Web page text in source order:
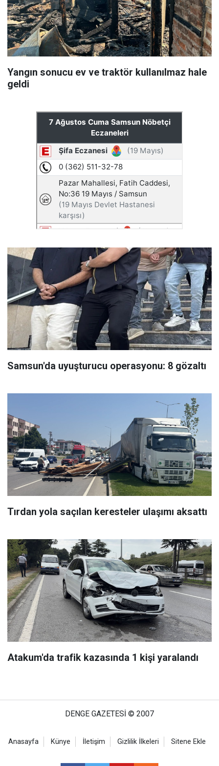
Yangın sonucu ev ve traktör kullanılmaz hale
geldi
Samsun'da uyuşturucu operasyonu: 8 gözaltı
Tırdan yola saçılan keresteler ulaşımı aksattı
Atakum'da trafik kazasında 1 kişi yaralandı
DENGE GAZETESİ © 2007
Anasayfa Künye İletişim Gizlilik İlkeleri Sitene Ekle